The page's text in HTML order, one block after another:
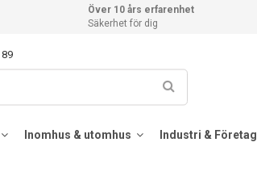
Över 10 års erfarenhet
Säkerhet för dig
Inomhus & utomhus Industri & Företag